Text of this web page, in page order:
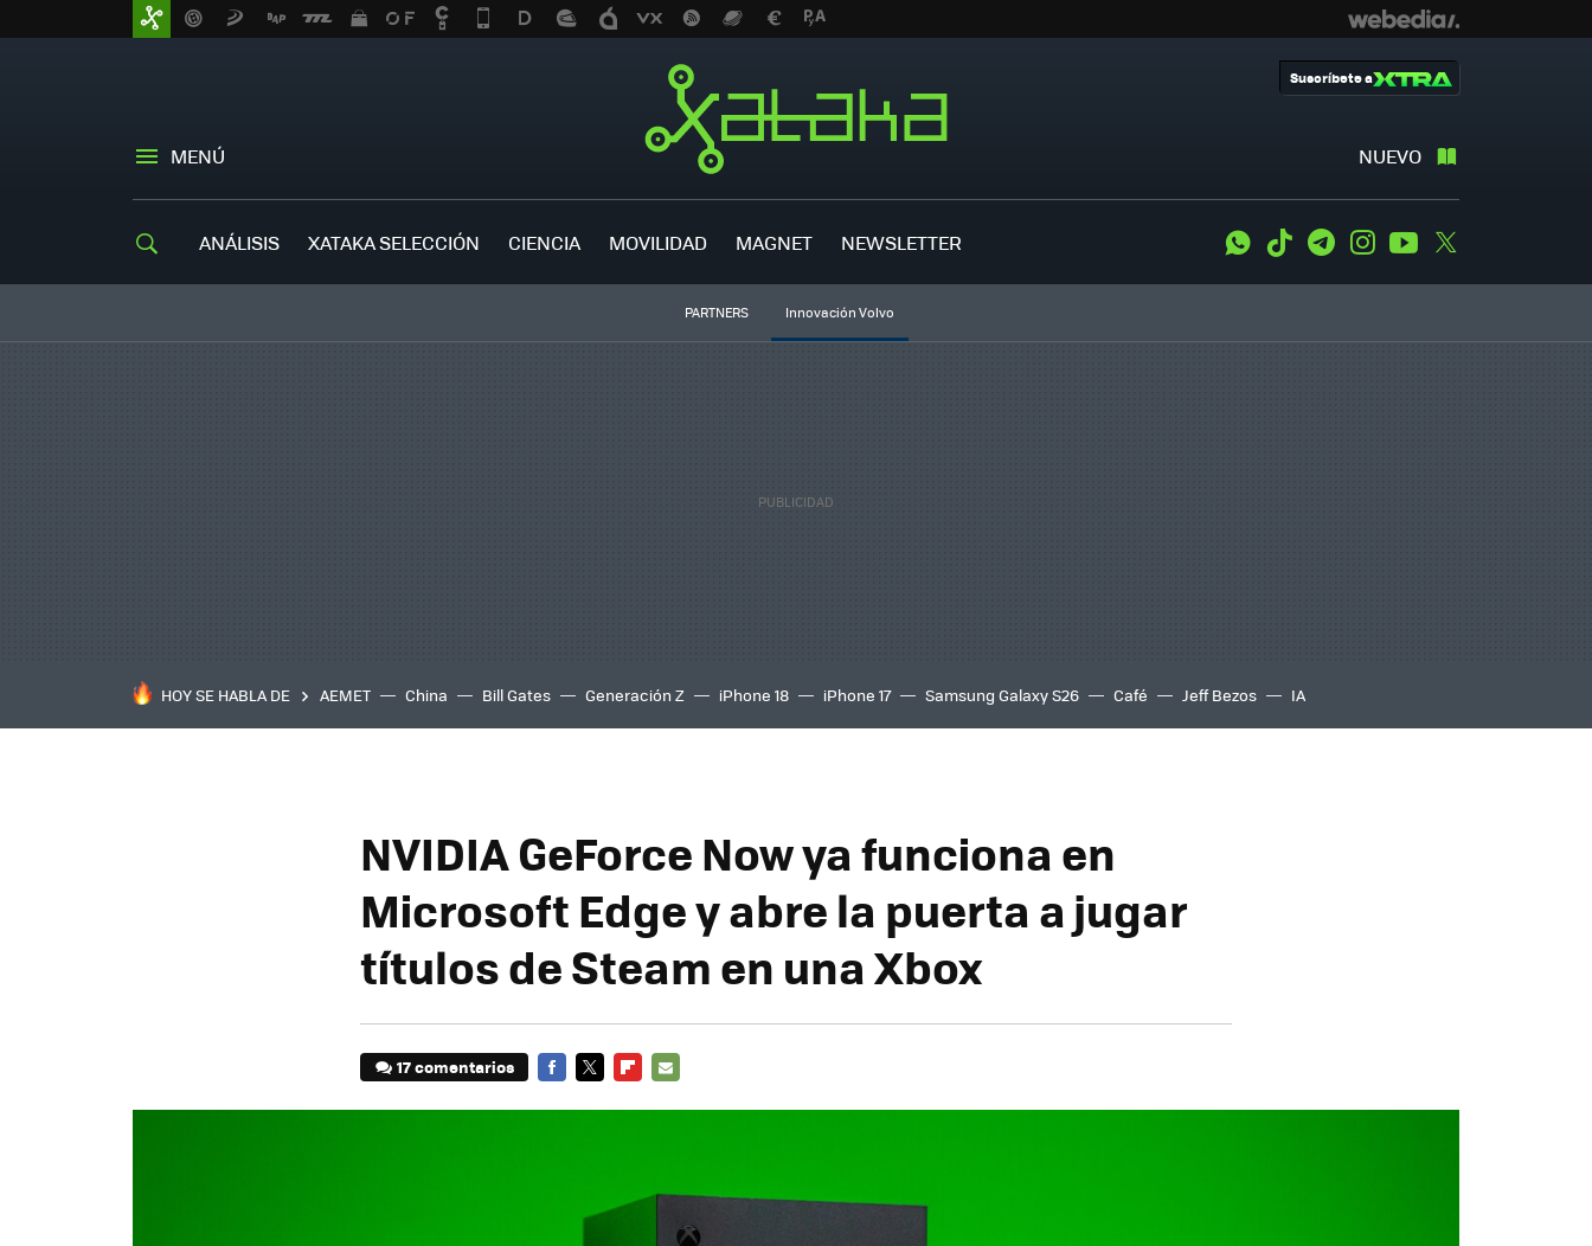
MENÚ NUEVO
Suscríbete a
ANÁLISIS XATAKA SELECCIÓN CIENCIA MOVILIDAD MAGNET NEWSLETTER WhatsApp
Tiktok TelegramInstagramYoutube
PARTNERS Innovación Volvo
HOY SE HABLA DE AEMET China Bill Gates Generación Z iPhone 18 iPhone 17 Samsung Galaxy S26 Café Jeff Bezos IA
NVIDIA GeForce Now ya funciona en
Microsoft Edge y abre la puerta a jugar
títulos de Steam en una Xbox
17 comentarios